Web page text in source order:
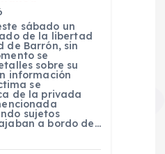
sábado un
de la libertad
de Barrón, sin
se
sobre su
información
se
de la privada
sujetos
a bordo de…